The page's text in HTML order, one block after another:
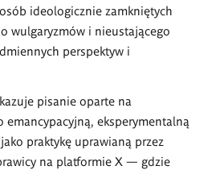
ideologicznie zamkniętych
wulgaryzmów i nieustającego
perspektyw i
pisanie oparte na
emancypacyjną, eksperymentalną
praktykę uprawianą przez
na platformie X — gdzie